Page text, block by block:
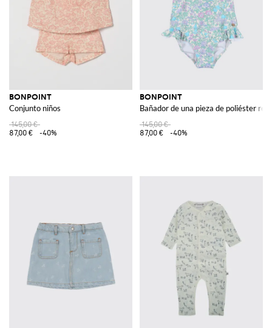
BONPOINT
Conjunto niños
145,00 €
87,00 €
-40%
BONPOINT
Bañador de una pieza de poliéster
145,00 €
87,00 €
-40%